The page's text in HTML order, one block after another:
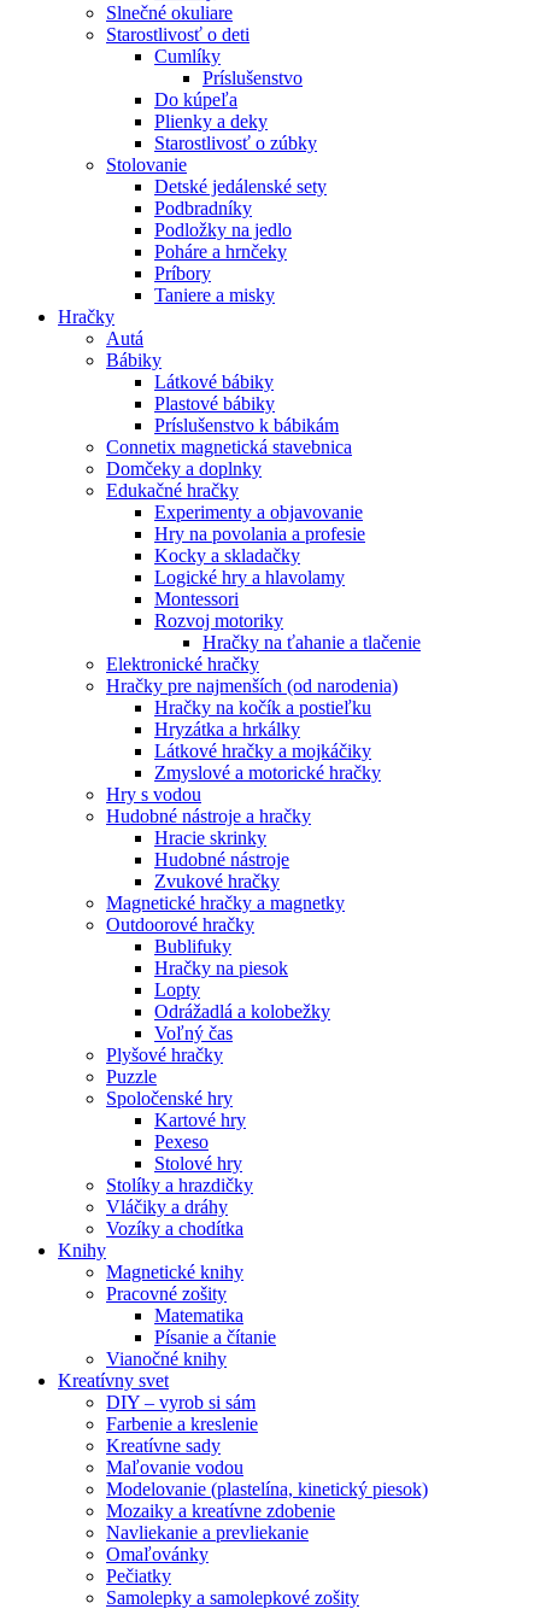
Slnečné okuliare
Starostlivosť o deti
Cumlíky
Príslušenstvo
Do kúpeľa
Plienky a deky
Starostlivosť o zúbky
Stolovanie
Detské jedálenské sety
Podbradníky
Podložky na jedlo
Poháre a hrnčeky
Príbory
Taniere a misky
Hračky
Autá
Bábiky
Látkové bábiky
Plastové bábiky
Príslušenstvo k bábikám
Connetix magnetická stavebnica
Domčeky a doplnky
Edukačné hračky
Experimenty a objavovanie
Hry na povolania a profesie
Kocky a skladačky
Logické hry a hlavolamy
Montessori
Rozvoj motoriky
Hračky na ťahanie a tlačenie
Elektronické hračky
Hračky pre najmenších (od narodenia)
Hračky na kočík a postieľku
Hryzátka a hrkálky
Látkové hračky a mojkáčiky
Zmyslové a motorické hračky
Hry s vodou
Hudobné nástroje a hračky
Hracie skrinky
Hudobné nástroje
Zvukové hračky
Magnetické hračky a magnetky
Outdoorové hračky
Bublifuky
Hračky na piesok
Lopty
Odrážadlá a kolobežky
Voľný čas
Plyšové hračky
Puzzle
Spoločenské hry
Kartové hry
Pexeso
Stolové hry
Stolíky a hrazdičky
Vláčiky a dráhy
Vozíky a chodítka
Knihy
Magnetické knihy
Pracovné zošity
Matematika
Písanie a čítanie
Vianočné knihy
Kreatívny svet
DIY – vyrob si sám
Farbenie a kreslenie
Kreatívne sady
Maľovanie vodou
Modelovanie (plastelína, kinetický piesok)
Mozaiky a kreatívne zdobenie
Navliekanie a prevliekanie
Omaľovánky
Pečiatky
Samolepky a samolepkové zošity